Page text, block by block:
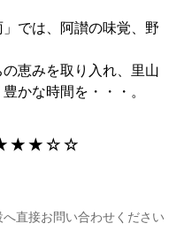
では、阿讃の味覚、野
恵みを取り入れ、里山
かな時間を・・・。
★ ★ ☆ ☆
直接お問い合わせください